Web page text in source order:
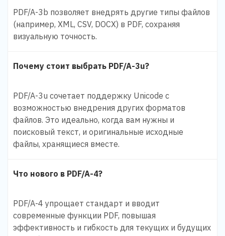
PDF/A-3b позволяет внедрять другие типы файлов
(например, XML, CSV, DOCX) в PDF, сохраняя
визуальную точность.
Почему стоит выбрать PDF/A-3u?
PDF/A-3u сочетает поддержку Unicode с
возможностью внедрения других форматов
файлов. Это идеально, когда вам нужны и
поисковый текст, и оригинальные исходные
файлы, хранящиеся вместе.
Что нового в PDF/A-4?
PDF/A-4 упрощает стандарт и вводит
современные функции PDF, повышая
эффективность и гибкость для текущих и будущих